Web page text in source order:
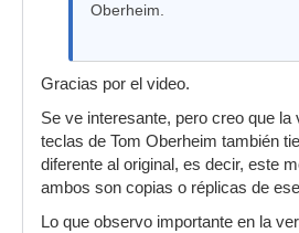
Oberheim.
Gracias por el video.
Se ve interesante, pero creo que la
teclas de Tom Oberheim también
diferente al original, es decir, este
ambos son copias o réplicas de
Lo que observo importante en la